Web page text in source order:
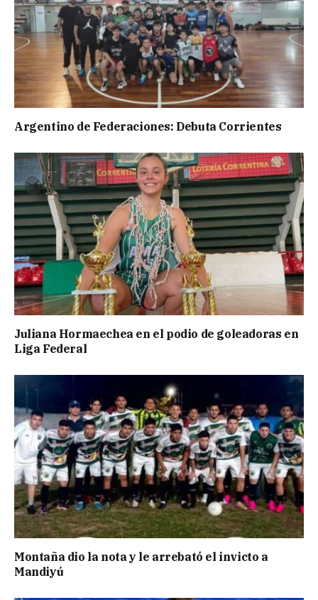
Argentino de Federaciones: Debuta Corrientes
Juliana Hormaechea en el podio de goleadoras en
Liga Federal
Montaña dio la nota y le arrebató el invicto a
Mandiyú